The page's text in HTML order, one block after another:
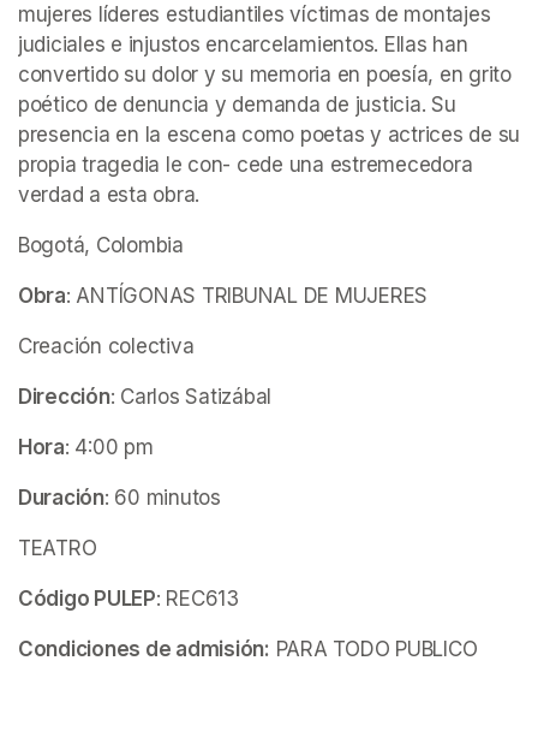
mujeres líderes estudiantiles víctimas de montajes
judiciales e injustos encarcelamientos. Ellas han
convertido su dolor y su memoria en poesía, en grito
poético de denuncia y demanda de justicia. Su
presencia en la escena como poetas y actrices de su
propia tragedia le con- cede una estremecedora
verdad a esta obra.
Bogotá, Colombia
Obra: ANTÍGONAS TRIBUNAL DE MUJERES
Creación colectiva
Dirección: Carlos Satizábal
Hora: 4:00 pm
Duración: 60 minutos
TEATRO
Código PULEP: REC613
Condiciones de admisión: PARA TODO PUBLICO